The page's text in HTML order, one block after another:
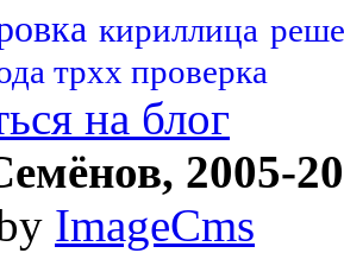
кириллица
трхх проверка
на блог
2005-
ImageCms